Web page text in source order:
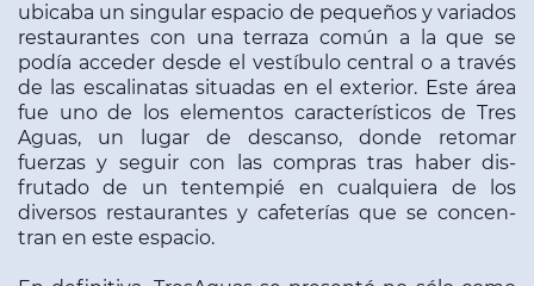
ubicaba un singular espacio de pequeños y variados
restaurantes con una terraza común a la que se
podía acceder desde el vestíbulo central o a tra­vés
de las escalinatas situadas en el exterior. Este área
fue uno de los elementos característicos de Tres
Aguas, un lugar de descanso, donde retomar
fuerzas y seguir con las compras tras haber dis­
frutado de un tentempié en cualquiera de los
diversos restaurantes y cafeterías que se concen­
tran en este espacio.